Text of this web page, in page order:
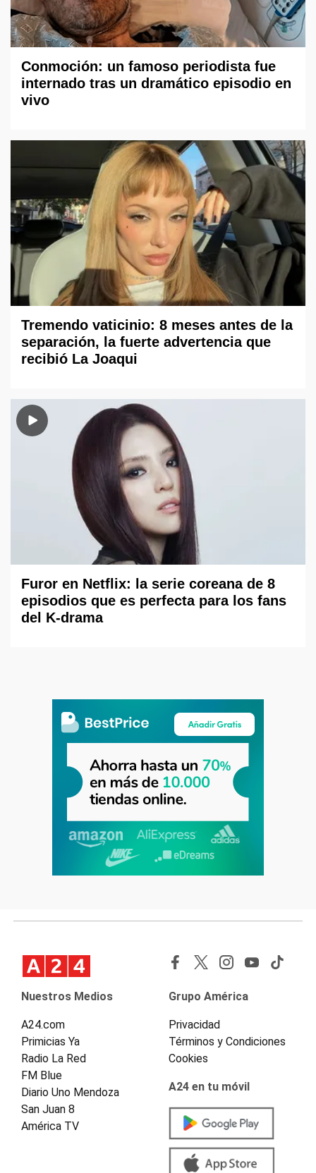
Conmoción: un famoso periodista fue
internado tras un dramático episodio en
vivo
Tremendo vaticinio: 8 meses antes de la
separación, la fuerte advertencia que
recibió La Joaqui
Furor en Netflix: la serie coreana de 8
episodios que es perfecta para los fans
del K-drama
Nuestros Medios
A24.com
Primicias Ya
Radio La Red
FM Blue
Diario Uno Mendoza
San Juan 8
América TV
Grupo América
Privacidad
Términos y Condiciones
Cookies
A24 en tu móvil